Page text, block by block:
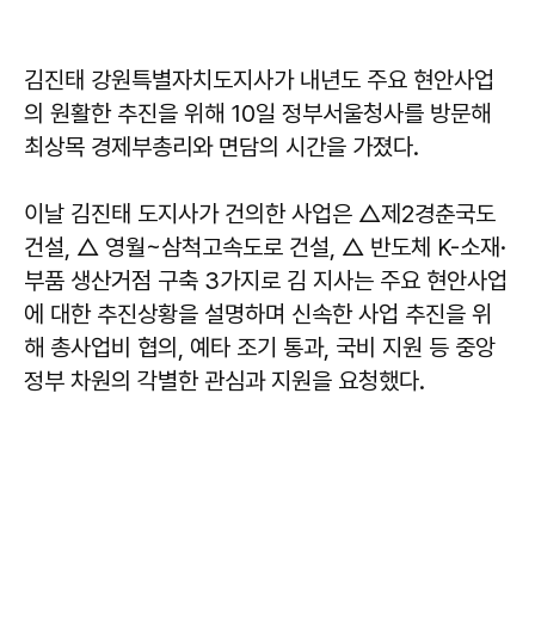
김진태 강원특별자치도지사가 내년도 주요 현안사업
의 원활한 추진을 위해 10일 정부서울청사를 방문해
최상목 경제부총리와 면담의 시간을 가졌다.
이날 김진태 도지사가 건의한 사업은 △제2경춘국도
건설, △ 영월~삼척고속도로 건설, △ 반도체 K-소재·
부품 생산거점 구축 3가지로 김 지사는 주요 현안사업
에 대한 추진상황을 설명하며 신속한 사업 추진을 위
해 총사업비 협의, 예타 조기 통과, 국비 지원 등 중앙
정부 차원의 각별한 관심과 지원을 요청했다.